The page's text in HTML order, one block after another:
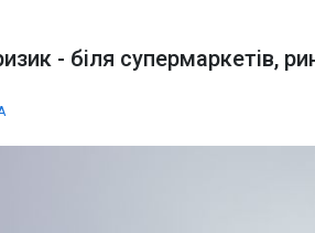
- біля супермаркетів,